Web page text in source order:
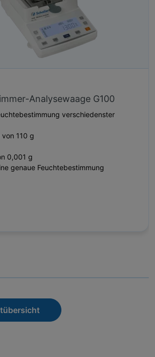
Analysewaage G100
verschiedenster
110 g
0,001 g
genaue Feuchtebestimmung